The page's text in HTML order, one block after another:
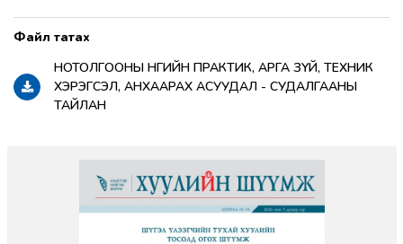
НОТОЛГООНЫ ӨНӨӨГИЙН ПРАКТИК, АРГА ЗҮЙ, ТЕХНИК
ХЭРЭГСЭЛ, АНХААРАХ АСУУДАЛ - СУДАЛГААНЫ
ТАЙЛАН